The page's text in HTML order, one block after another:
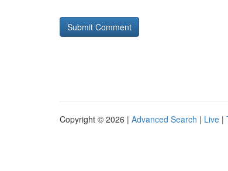
Copyright © 2026 | Advanced Search | Live |